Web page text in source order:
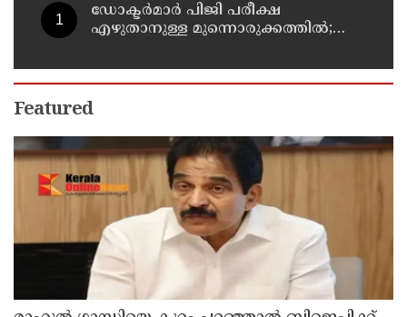
ഡോക്ടര്‍മാര്‍ പിജി പരീക്ഷ
എഴുതാനുള്ള മുന്നൊരുക്കത്തില്‍;
കുടുംബാരോഗ്യ കേന്ദ്രം അടച്ചുപൂട്ടി
Featured